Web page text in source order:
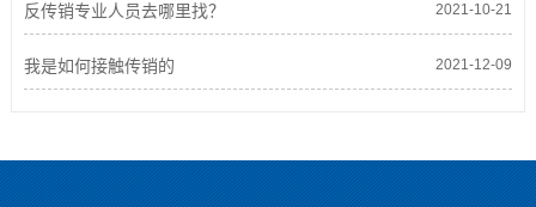
反传销专业人员去哪里找？ 2021-10-21
我是如何接触传销的 2021-12-09